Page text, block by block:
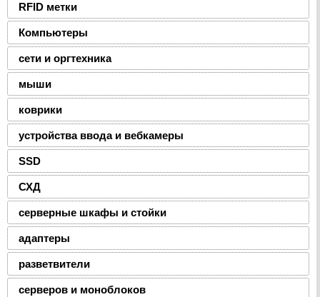
RFID метки
Компьютеры
сети и оргтехника
мыши
коврики
устройства ввода и вебкамеры
SSD
СХД
серверные шкафы и стойки
адаптеры
разветвители
серверов и моноблоков